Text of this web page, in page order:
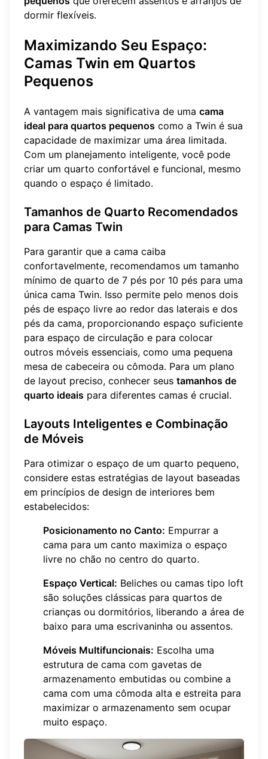
dormir flexíveis.
Maximizando Seu Espaço:
Camas Twin em Quartos
Pequenos
A vantagem mais significativa de uma cama
ideal para quartos pequenos como a Twin é sua
capacidade de maximizar uma área limitada.
Com um planejamento inteligente, você pode
criar um quarto confortável e funcional, mesmo
quando o espaço é limitado.
Tamanhos de Quarto Recomendados
para Camas Twin
Para garantir que a cama caiba
confortavelmente, recomendamos um tamanho
mínimo de quarto de 7 pés por 10 pés para uma
única cama Twin. Isso permite pelo menos dois
pés de espaço livre ao redor das laterais e dos
pés da cama, proporcionando espaço suficiente
para espaço de circulação e para colocar
outros móveis essenciais, como uma pequena
mesa de cabeceira ou cômoda. Para um plano
de layout preciso, conhecer seus tamanhos de
quarto ideais para diferentes camas é crucial.
Layouts Inteligentes e Combinação
de Móveis
Para otimizar o espaço de um quarto pequeno,
considere estas estratégias de layout baseadas
em princípios de design de interiores bem
estabelecidos:
Posicionamento no Canto: Empurrar a
cama para um canto maximiza o espaço
livre no chão no centro do quarto.
Espaço Vertical: Beliches ou camas tipo loft
são soluções clássicas para quartos de
crianças ou dormitórios, liberando a área de
baixo para uma escrivaninha ou assentos.
Móveis Multifuncionais: Escolha uma
estrutura de cama com gavetas de
armazenamento embutidas ou combine a
cama com uma cômoda alta e estreita para
maximizar o armazenamento sem ocupar
muito espaço.